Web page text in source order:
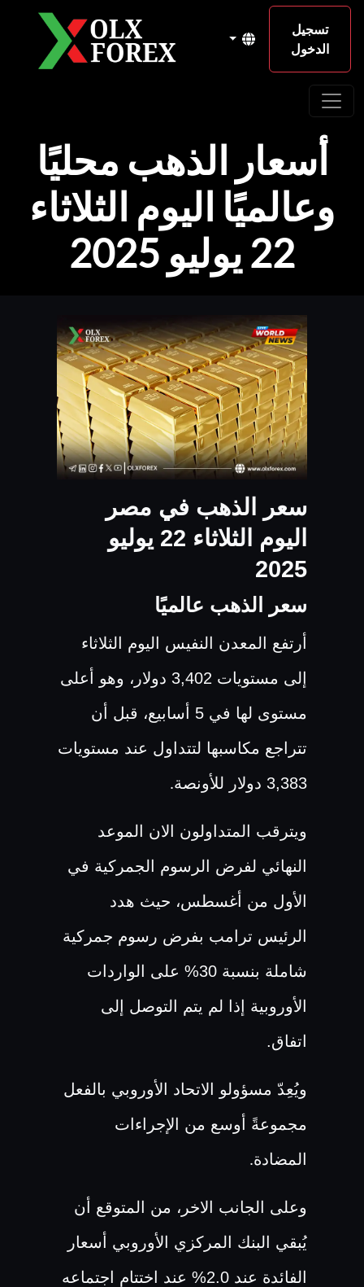
تسجيل
الدخول
أسعار الذهب محليًا
وعالميًا اليوم الثلاثاء
22 يوليو 2025
سعر الذهب في مصر
اليوم الثلاثاء 22 يوليو
2025
سعر الذهب عالميًا
أرتفع المعدن النفيس اليوم الثلاثاء
إلى مستويات 3,402 دولار، وهو أعلى
مستوى لها في 5 أسابيع، قبل أن
تتراجع مكاسبها لتتداول عند مستويات
3,383 دولار للأونصة
.
ويترقب المتداولون الان الموعد
النهائي لفرض الرسوم الجمركية في
الأول من أغسطس، حيث هدد
الرئيس ترامب بفرض رسوم جمركية
شاملة بنسبة 30% على الواردات
الأوروبية إذا لم يتم التوصل إلى
اتفاق.
ويُعِدّ مسؤولو الاتحاد الأوروبي بالفعل
مجموعةً أوسع من الإجراءات
المضادة.
وعلى الجانب الاخر، من المتوقع أن
يُبقي البنك المركزي الأوروبي أسعار
الفائدة عند 2.0% عند اختتام اجتماعه